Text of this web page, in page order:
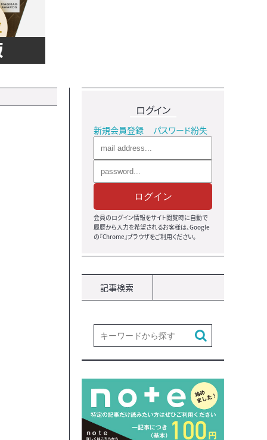
ログイン
新規会員登録 パスワード紛失
ログイン
会員のログイン情報をサイト閲覧時に自動で
履歴から入力を希望されるお客様は、Google
の『Chrome』ブラウザをご利用ください。
記事検索